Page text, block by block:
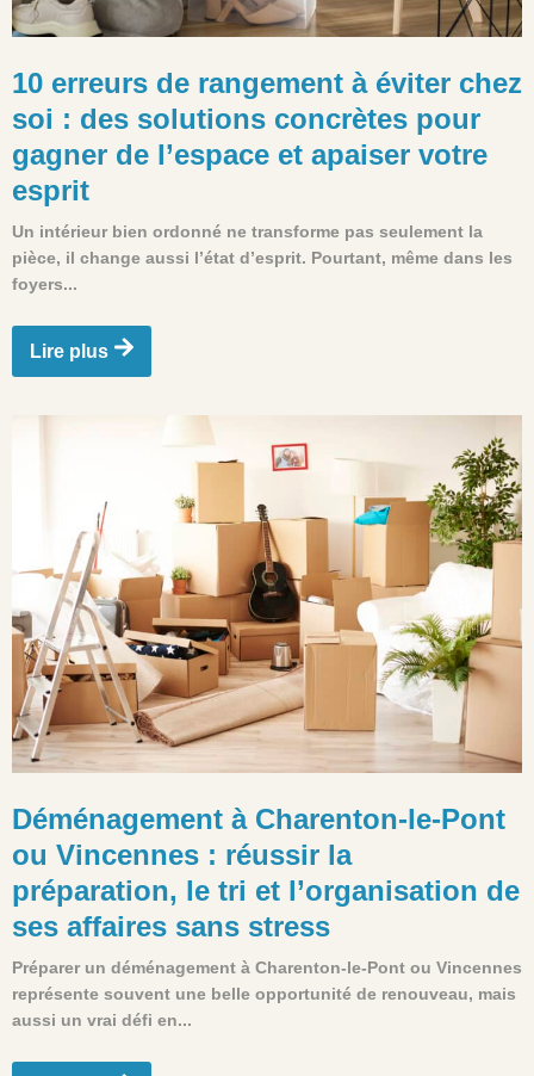
10 erreurs de rangement à éviter chez
soi : des solutions concrètes pour
gagner de l’espace et apaiser votre
esprit
Un intérieur bien ordonné ne transforme pas seulement la
pièce, il change aussi l’état d’esprit. Pourtant, même dans les
foyers...
Lire plus
Déménagement à Charenton-le-Pont
ou Vincennes : réussir la
préparation, le tri et l’organisation de
ses affaires sans stress
Préparer un déménagement à Charenton-le-Pont ou Vincennes
représente souvent une belle opportunité de renouveau, mais
aussi un vrai défi en...